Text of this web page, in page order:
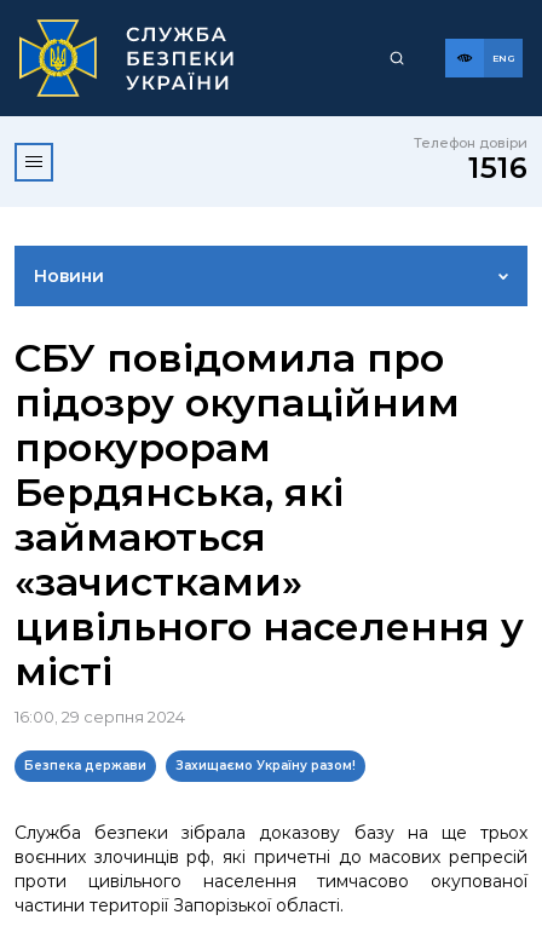
ENG
Телефон довіри
1516
Новини
ВІДЕОГАЛЕРЕЯ
КОНТАКТИ ПРЕСЦЕНТРУ
СБУ повідомила про
підозру окупаційним
прокурорам
Бердянська, які
займаються
«зачистками»
цивільного населення у
місті
16:00, 29 серпня 2024
Безпека держави Захищаємо Україну разом!
Служба безпеки зібрала доказову базу на ще трьох
воєнних злочинців рф, які причетні до масових репресій
проти цивільного населення тимчасово окупованої
частини території Запорізької області.